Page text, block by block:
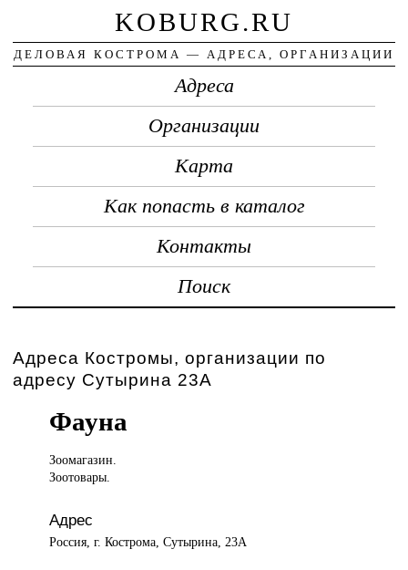
KOBURG.RU
ДЕЛОВАЯ КОСТРОМА — АДРЕСА, ОРГАНИЗАЦИИ
Адреса
Организации
Карта
Как попасть в каталог
Контакты
Поиск
Адреса Костромы, организации по
адресу Сутырина 23А
Фауна
Зоомагазин.
Зоотовары.
Адрес
Россия, г. Кострома, Сутырина, 23А